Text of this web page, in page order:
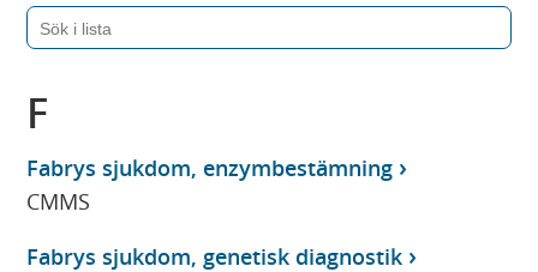
F
Fabrys sjukdom, enzymbestämning
CMMS
Fabrys sjukdom, genetisk diagnostik